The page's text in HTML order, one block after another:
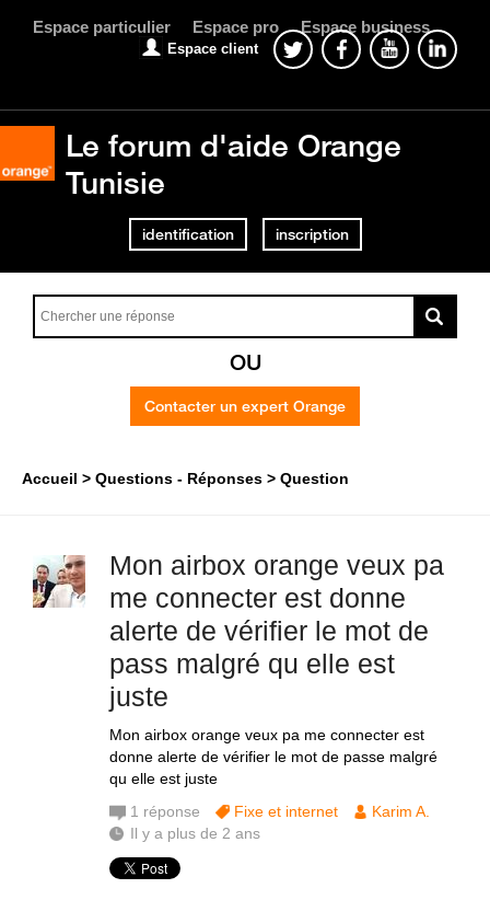
Espace particulier Espace pro Espace business
Espace client
Le forum d'aide Orange
Tunisie
identification inscription
OU
Contacter un expert Orange
Accueil Questions - Réponses Question
Mon airbox orange veux pa
me connecter est donne
alerte de vérifier le mot de
pass malgré qu elle est
juste
Mon airbox orange veux pa me connecter est
donne alerte de vérifier le mot de passe malgré
qu elle est juste
1 réponse Fixe et internet
Karim A.
Il y a plus de 2 ans